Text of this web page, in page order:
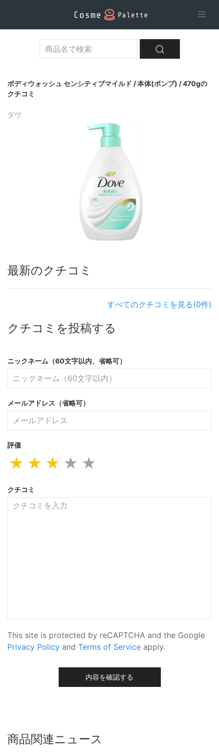
ボディウォッシュ センシティブマイルド / 本体(ポンプ) / 470gの
クチコミ
ダヴ
最新のクチコミ
すべてのクチコミを見る(0件)
クチコミを投稿する
ニックネーム（60文字以内、省略可）
メールアドレス（省略可）
評価
★
★
★
★
★
クチコミ
This site is protected by reCAPTCHA and the Google
Privacy Policy and Terms of Service apply.
内容を確認する
商品関連ニュース